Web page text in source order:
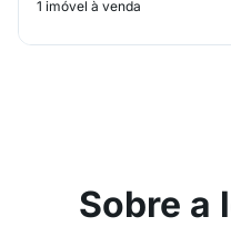
1 imóvel à venda
Sobre a